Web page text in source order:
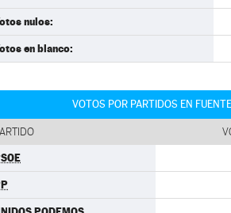
nulos:
en blanco:
VOTOS POR PARTIDOS EN